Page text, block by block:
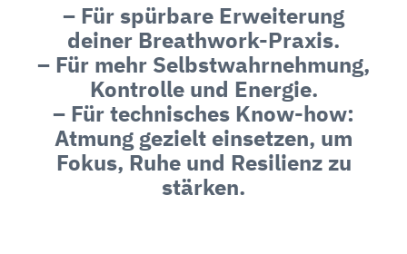
– Für spürbare Erweiterung
deiner Breathwork-Praxis.
– Für mehr Selbstwahrnehmung,
Kontrolle und Energie.
– Für technisches Know-how:
Atmung gezielt einsetzen, um
Fokus, Ruhe und Resilienz zu
stärken.